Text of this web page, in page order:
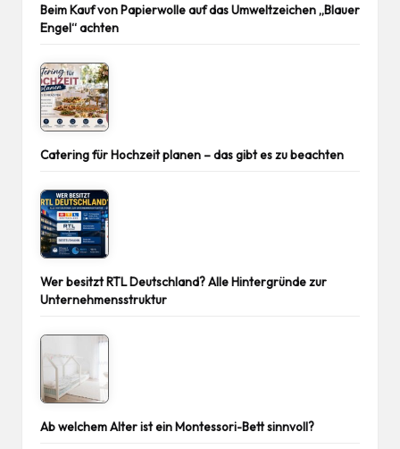
Beim Kauf von Papierwolle auf das Umweltzeichen „Blauer
Engel“ achten
Catering für Hochzeit planen – das gibt es zu beachten
Wer besitzt RTL Deutschland? Alle Hintergründe zur
Unternehmensstruktur
Ab welchem Alter ist ein Montessori-Bett sinnvoll?